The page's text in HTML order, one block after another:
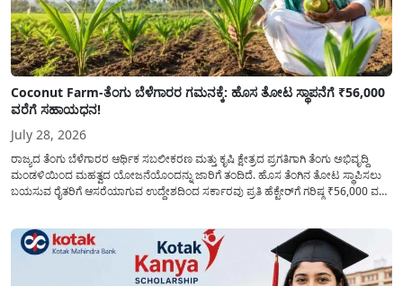
Coconut Farm-ತೆಂಗು ಬೆಳೆಗಾರರ ಗಮನಕ್ಕೆ: ಹೊಸ ತೋಟ ಸ್ಥಾಪನೆಗೆ ₹56,000
ವರೆಗೆ ಸಹಾಯಧನ!
July 28, 2026
ರಾಜ್ಯದ ತೆಂಗು ಬೆಳೆಗಾರರ ಆರ್ಥಿಕ ಸಬಲೀಕರಣ ಮತ್ತು ಕೃಷಿ ಕ್ಷೇತ್ರದ ಪ್ರಗತಿಗಾಗಿ ತೆಂಗು ಅಭಿವೃದ್ದಿ
ಮಂಡಳಿಯಿಂದ ಮಹತ್ವದ ಯೋಜನೆಯೊಂದನ್ನು ಜಾರಿಗೆ ತಂದಿದೆ. ಹೊಸ ತೆಂಗಿನ ತೋಟ ಸ್ಥಾಪಿಸಲು
ಬಯಸುವ ರೈತರಿಗೆ ಆಸರೆಯಾಗುವ ಉದ್ದೇಶದಿಂದ ಸರ್ಕಾರವು ಪ್ರತಿ ಹೆಕ್ಟೇರ್‌ಗೆ ಗರಿಷ್ಠ ₹56,000 ವರೆಗೆ